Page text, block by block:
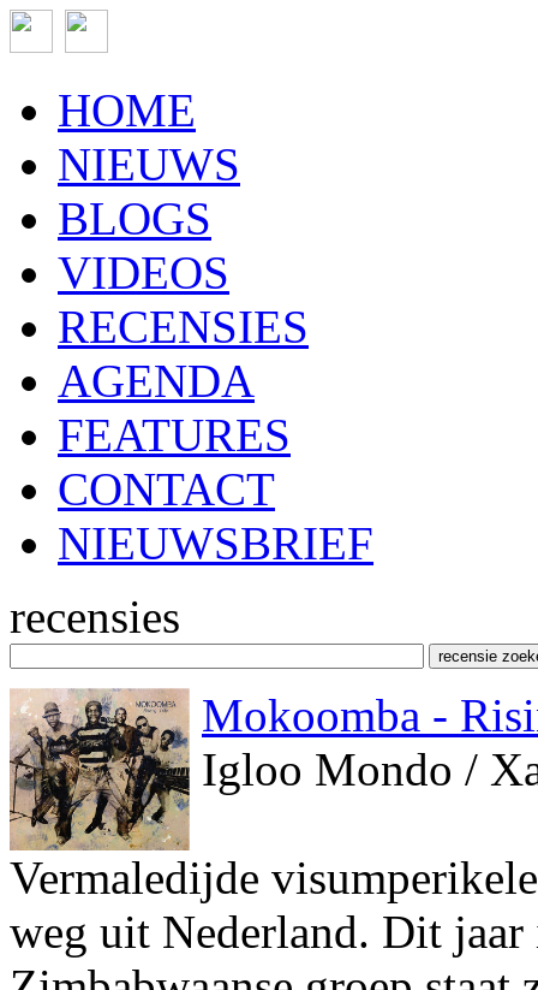
HOME
NIEUWS
BLOGS
VIDEOS
RECENSIES
AGENDA
FEATURES
CONTACT
NIEUWSBRIEF
recensies
Mokoomba -
Igloo Mondo /
Vermaledijde
weg uit Nederland. Dit jaar